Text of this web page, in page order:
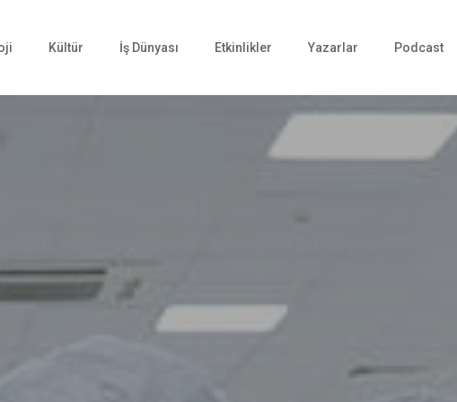
Kültür İş Dünyası Etkinlikler Yazarlar Podcast